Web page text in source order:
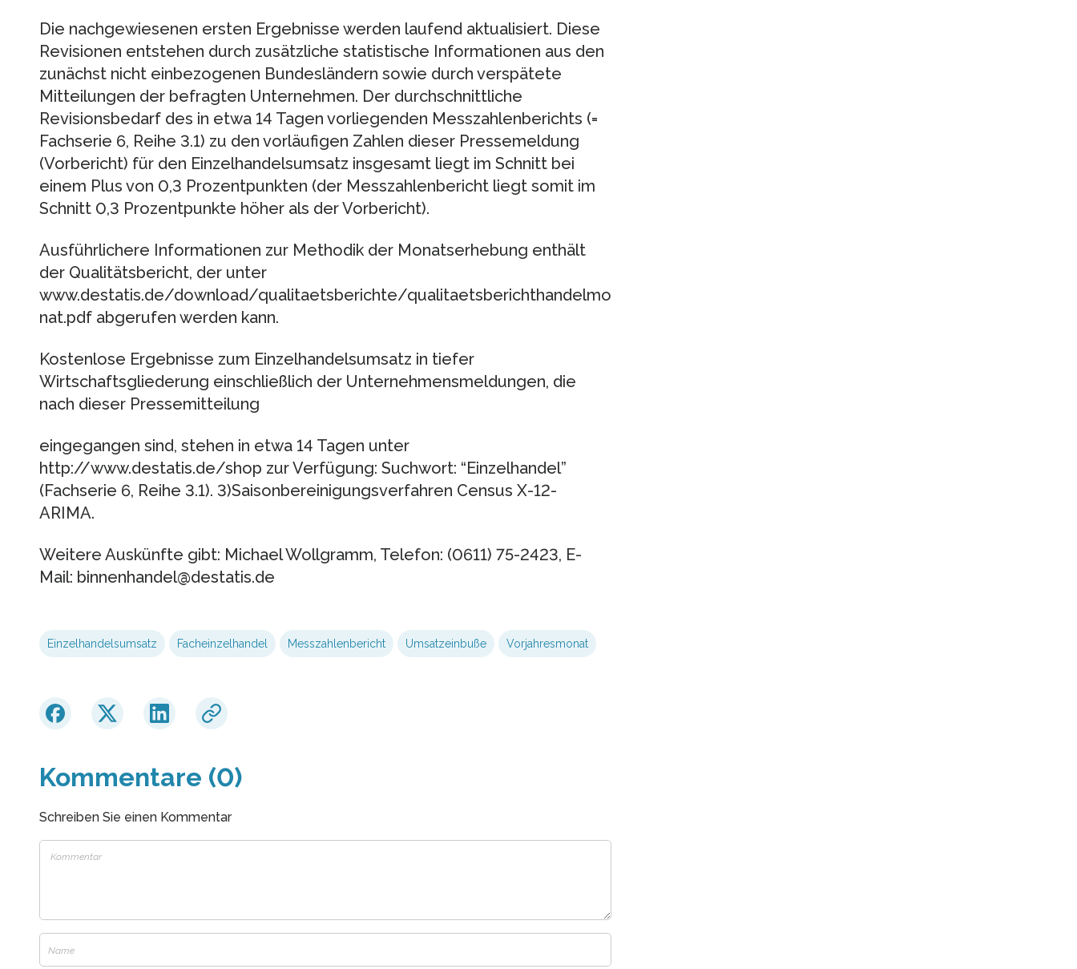
Die nachgewiesenen ersten Ergebnisse werden laufend aktualisiert. Diese
Revisionen entstehen durch zusätzliche statistische Informationen aus den
zunächst nicht einbezogenen Bundesländern sowie durch verspätete
Mitteilungen der befragten Unternehmen. Der durchschnittliche
Revisionsbedarf des in etwa 14 Tagen vorliegenden Messzahlenberichts (=
Fachserie 6, Reihe 3.1) zu den vorläufigen Zahlen dieser Pressemeldung
(Vorbericht) für den Einzelhandelsumsatz insgesamt liegt im Schnitt bei
einem Plus von 0,3 Prozentpunkten (der Messzahlenbericht liegt somit im
Schnitt 0,3 Prozentpunkte höher als der Vorbericht).
Ausführlichere Informationen zur Methodik der Monatserhebung enthält
der Qualitätsbericht, der unter
www.destatis.de/download/qualitaetsberichte/qualitaetsberichthandelmo
nat.pdf abgerufen werden kann.
Kostenlose Ergebnisse zum Einzelhandelsumsatz in tiefer
Wirtschaftsgliederung einschließlich der Unternehmensmeldungen, die
nach dieser Pressemitteilung
eingegangen sind, stehen in etwa 14 Tagen unter
http://www.destatis.de/shop zur Verfügung: Suchwort: “Einzelhandel”
(Fachserie 6, Reihe 3.1). 3)Saisonbereinigungsverfahren Census X-12-
ARIMA.
Weitere Auskünfte gibt: Michael Wollgramm, Telefon: (0611) 75-2423, E-
Mail: binnenhandel@destatis.de
Einzelhandelsumsatz Facheinzelhandel Messzahlenbericht Umsatzeinbuße Vorjahresmonat
Kommentare (0)
Schreiben Sie einen Kommentar